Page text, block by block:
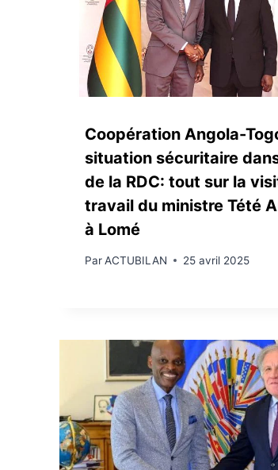
Coopération Angola-
situation sécuritaire dans
de la RDC: tout sur la
travail du ministre Tété
à Lomé
ParACTUBILAN 25 avril 2025